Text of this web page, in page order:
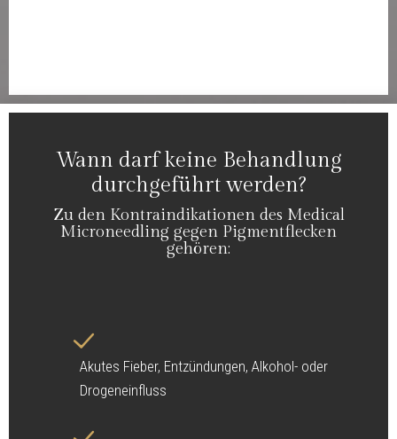
Wann darf keine Behandlung
durchgeführt werden?
Zu den Kontraindikationen des Medical
Microneedling gegen Pigmentflecken
gehören:
Akutes Fieber, Entzündungen, Alkohol- oder
Drogeneinfluss